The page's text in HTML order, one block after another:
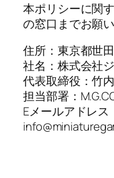
本ポリシーに関
の窓口までお願
住所：東京都世
社名：株式会社
代表取締役：竹
担当部署：
Eメールアドレス